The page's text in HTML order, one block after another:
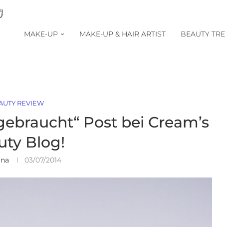
MAKE-UP MAKE-UP & HAIR ARTIST BEAUTY
REVIEW
Post bei Cream’s
Blog!
03/07/2014